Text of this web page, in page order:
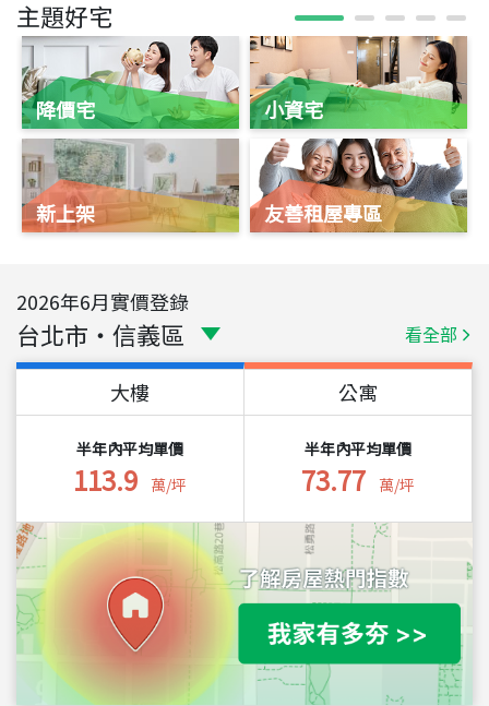
主題好宅
降價宅
新上架
小資宅
友善租屋專區
2026年6月實價登錄
台北市 ・ 信義區 看全部
大樓
半年內平均單價
113.9 萬/坪
公寓
半年內平均單價
73.77 萬/坪